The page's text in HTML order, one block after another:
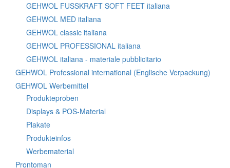
GEHWOL FUSSKRAFT SOFT FEET italiana
GEHWOL MED italiana
GEHWOL classic italiana
GEHWOL PROFESSIONAL italiana
GEHWOL italiana - materiale pubblicitario
GEHWOL Professional international (Englische Verpackung)
GEHWOL Werbemittel
Produkteproben
Displays & POS-Material
Plakate
Produkteinfos
Werbematerial
Prontoman